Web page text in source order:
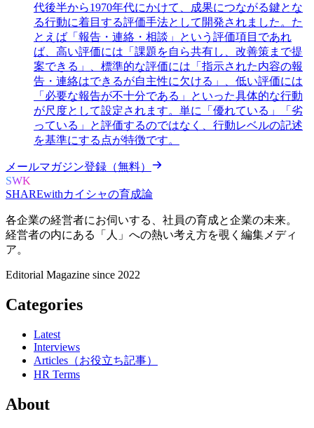
代後半から1970年代にかけて、成果につながる鍵とな
る行動に着目する評価手法として開発されました。た
とえば「報告・連絡・相談」という評価項目であれ
ば、高い評価には「課題を自ら共有し、改善策まで提
案できる」、標準的な評価には「指示された内容の報
告・連絡はできるが自主性に欠ける」、低い評価には
「必要な報告が不十分である」といった具体的な行動
が尺度として設定されます。単に「優れている」「劣
っている」と評価するのではなく、行動レベルの記述
を基準にする点が特徴です。
メールマガジン登録（無料）
SWK
SHAREwithカイシャの育成論
各企業の経営者にお伺いする、 社員の育成と企業の未来。
経営者の内にある
「人」への熱い考え方を覗く 編集メディ
ア。
Editorial Magazine since 2022
Categories
Latest
Interviews
Articles（お役立ち記事）
HR Terms
About